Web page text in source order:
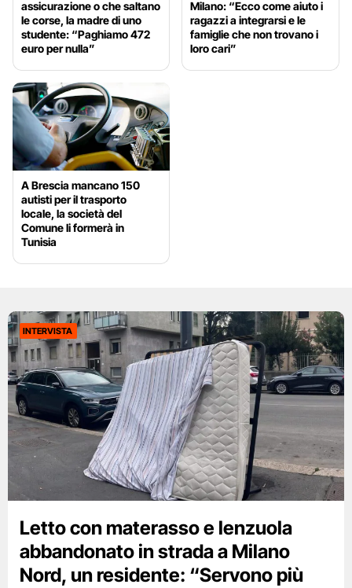
assicurazione o che saltano
le corse, la madre di uno
studente: “Paghiamo 472
euro per nulla”
Milano: “Ecco come aiuto i
ragazzi a integrarsi e le
famiglie che non trovano i
loro cari”
A Brescia mancano 150
autisti per il trasporto
locale, la società del
Comune li formerà in
Tunisia
INTERVISTA
Letto con materasso e lenzuola
abbandonato in strada a Milano
Nord, un residente: “Servono più